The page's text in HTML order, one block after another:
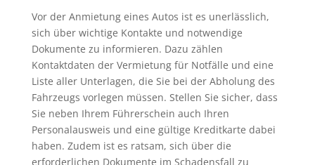
Vor der Anmietung eines Autos ist es unerlässlich,
sich über wichtige Kontakte und notwendige
Dokumente zu informieren. Dazu zählen
Kontaktdaten der Vermietung für Notfälle und eine
Liste aller Unterlagen, die Sie bei der Abholung des
Fahrzeugs vorlegen müssen. Stellen Sie sicher, dass
Sie neben Ihrem Führerschein auch Ihren
Personalausweis und eine gültige Kreditkarte dabei
haben. Zudem ist es ratsam, sich über die
erforderlichen Dokumente im Schadensfall zu